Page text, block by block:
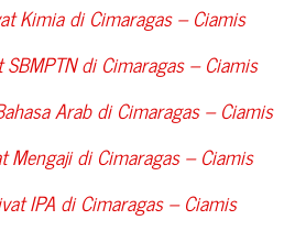
Kimia diCimaragas – Ciamis
diCimaragas – Ciamis
Arab diCimaragas – Ciamis
Mengaji diCimaragas – Ciamis
IPA diCimaragas – Ciamis